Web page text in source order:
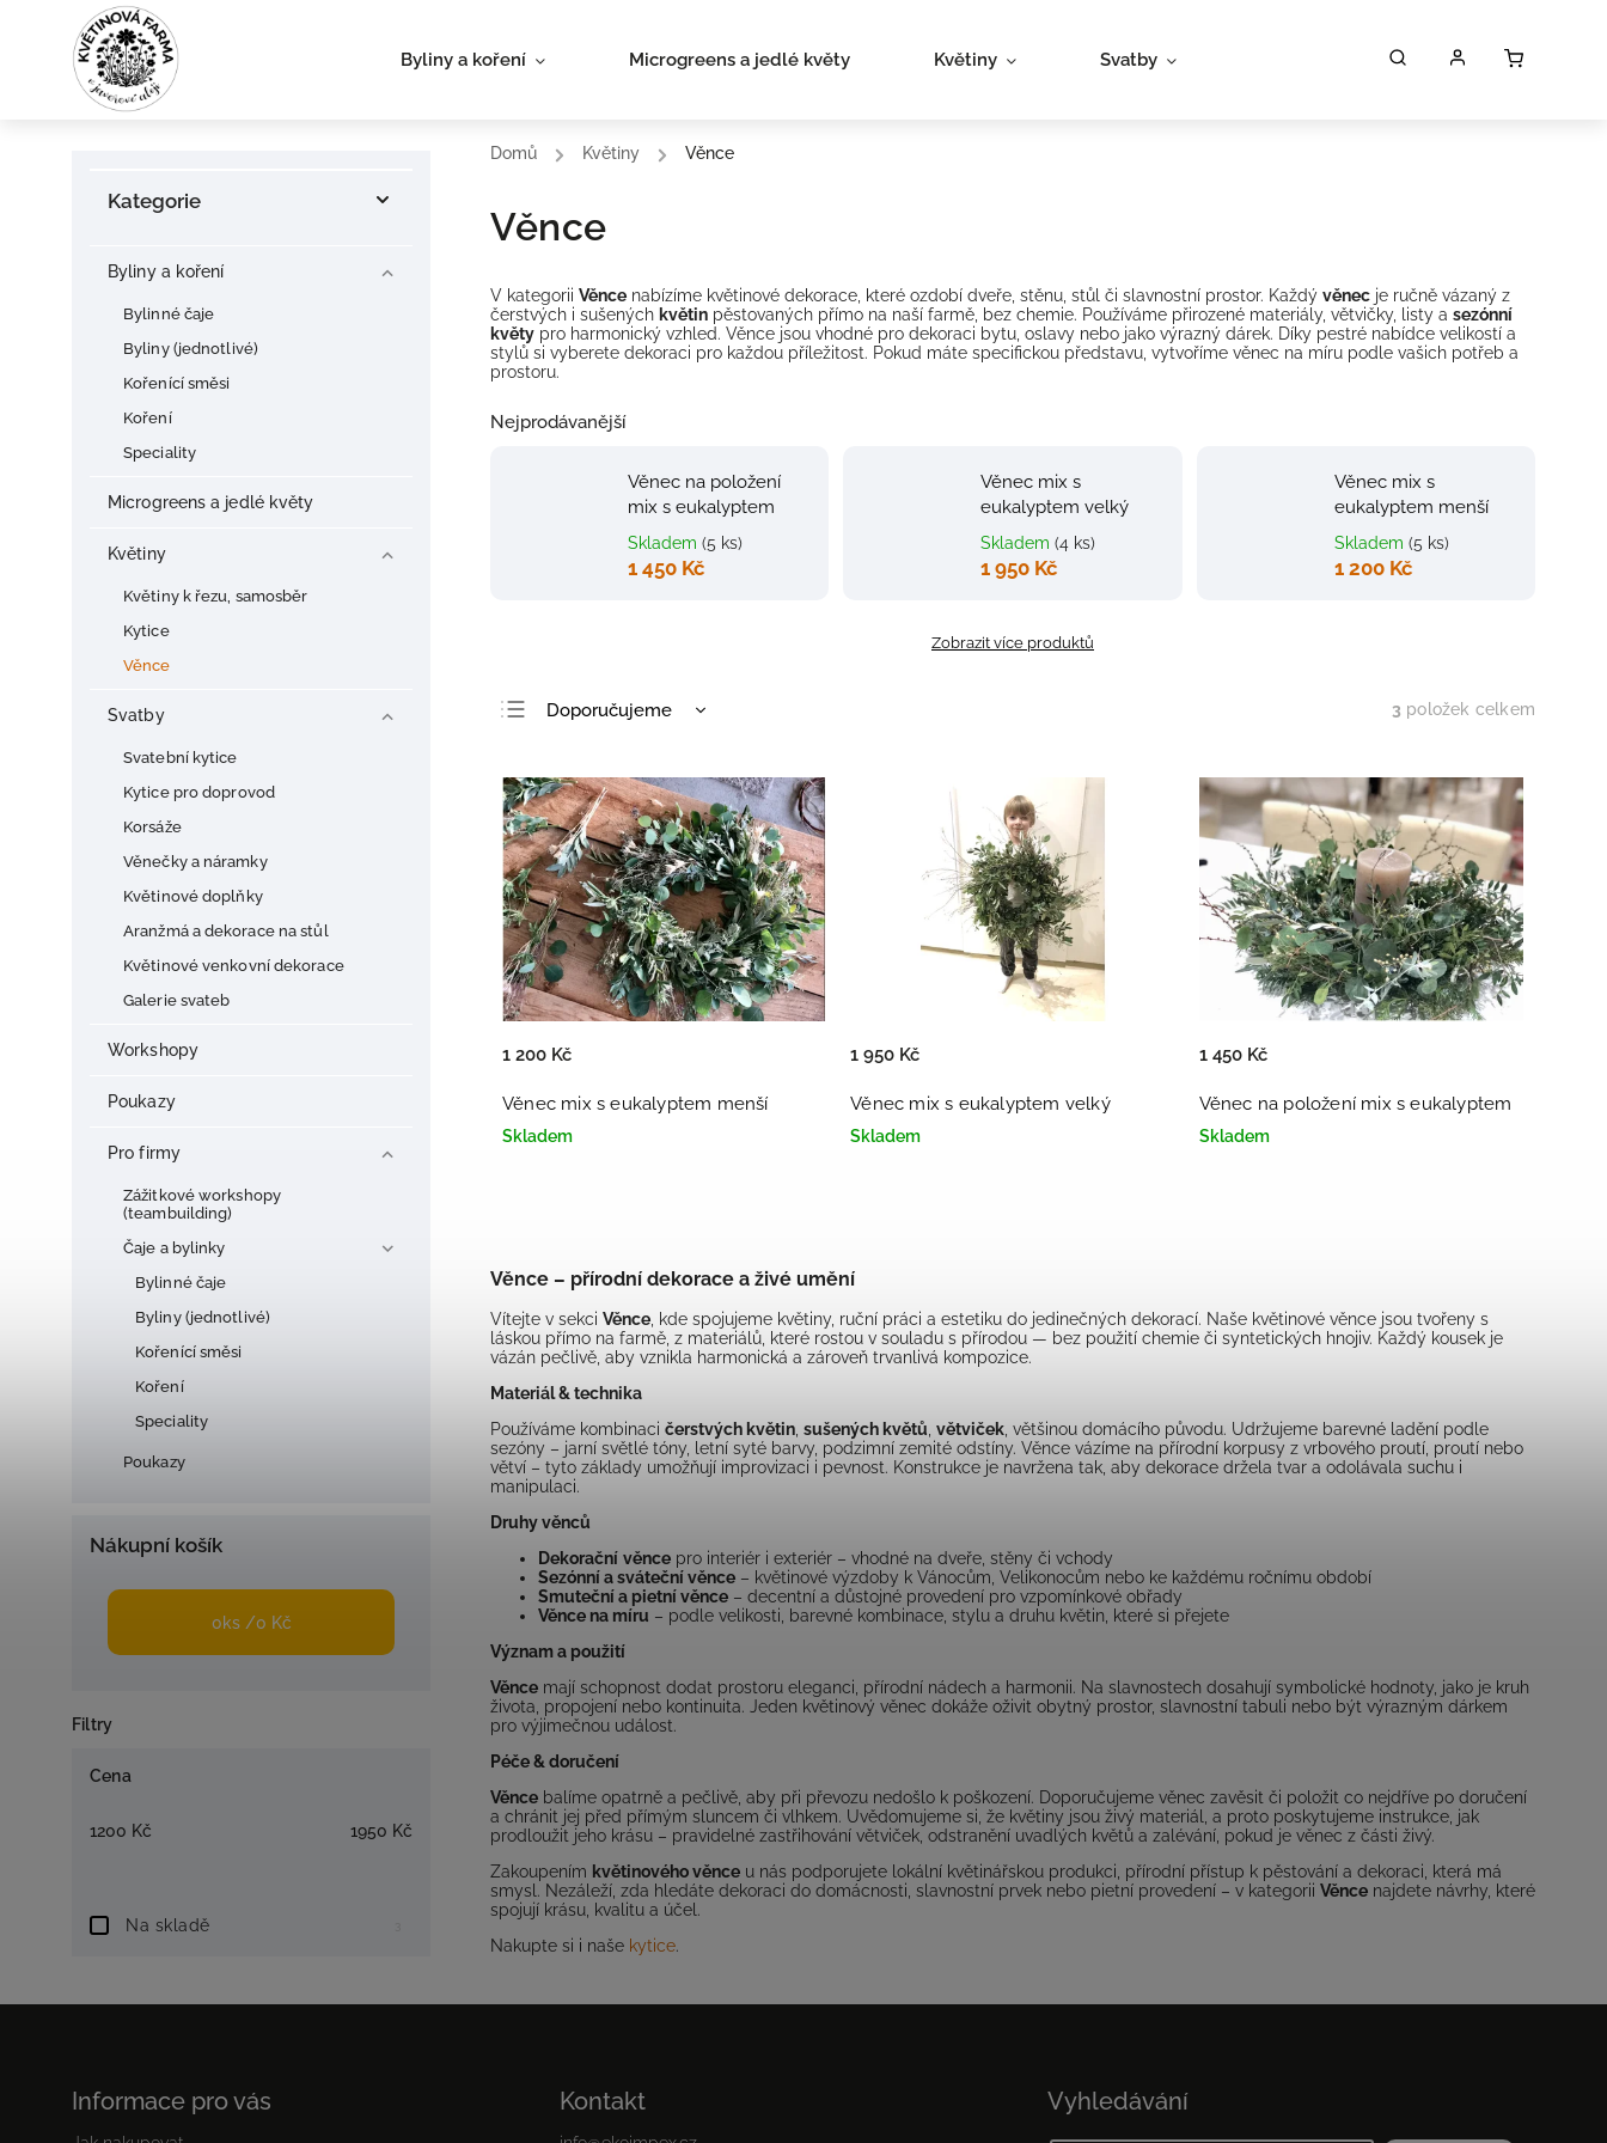
Byliny a koření Microgreens a jedlé květy Květiny Svatby Poukazy
Domů / Květiny / Věnce
Kategorie
Byliny a koření
Bylinné čaje
Byliny (jednotlivé)
Kořenící směsi
Koření
Speciality
Microgreens a jedlé květy
Květiny
Květiny k řezu, samosběr
Kytice
Věnce
Svatby
Svatební kytice
Kytice pro doprovod
Korsáže
Věnečky a náramky
Květinové doplňky
Aranžmá a dekorace na stůl
Květinové venkovní dekorace
Galerie svateb
Workshopy
Poukazy
Pro firmy
Zážitkové workshopy
(teambuilding)
Čaje a bylinky
Bylinné čaje
Byliny (jednotlivé)
Kořenící směsi
Koření
Speciality
Poukazy
Nákupní košík
0ks /0 Kč
Filtry
Cena
1200 Kč 1950 Kč
Na skladě
Věnce
V kategorii Věnce nabízíme květinové dekorace, které ozdobí dveře, stěnu, stůl či slavnostní prostor. Každý věnec je ručně vázaný z
čerstvých i sušených květin pěstovaných přímo na naší farmě, bez chemie. Používáme přirozené materiály, větvičky, listy a sezónní
květy pro harmonický vzhled. Věnce jsou vhodné pro dekoraci bytu, oslavy nebo jako výrazný dárek. Díky pestré nabídce velikostí a
stylů si vyberete dekoraci pro každou příležitost. Pokud máte specifickou představu, vytvoříme věnec na míru podle vašich potřeb a
prostoru.
Nejprodávanější
Věnec na položení
mix s eukalyptem
Skladem (5 ks)
1 450 Kč
Věnec mix s
eukalyptem velký
Skladem(4 ks)
1 950 Kč
Věnec mix s
eukalyptem menší
Skladem (5 ks)
1 200 Kč
Zobrazit více produktů
Doporučujeme
Nejdražší
Nejprodávanější
Abecedně
3 položek celkem
Věnec mix s eukalyptem menší
Skladem
1 200 Kč
Věnec mix s eukalyptem velký
Skladem
1 950 Kč
Věnec na položení mix s eukalyptem
Skladem
1 450 Kč
Věnce – přírodní dekorace a živé umění
Vítejte v sekci Věnce, kde spojujeme květiny, ruční práci a estetiku do jedinečných dekorací. Naše květinové věnce jsou tvořeny s
láskou přímo na farmě, z materiálů, které rostou v souladu s přírodou — bez použití chemie či syntetických hnojiv. Každý kousek je
vázán pečlivě, aby vznikla harmonická a zároveň trvanlivá kompozice.
Materiál & technika
Používáme kombinaci čerstvých květin, sušených květů, větviček, většinou domácího původu. Udržujeme barevné ladění podle
sezóny – jarní světlé tóny, letní syté barvy, podzimní zemité odstíny. Věnce vázíme na přírodní korpusy z vrbového proutí, proutí nebo
větví – tyto základy umožňují improvizaci i pevnost. Konstrukce je navržena tak, aby dekorace držela tvar a odolávala suchu i
manipulaci.
Druhy věnců
Dekorační věnce pro interiér i exteriér – vhodné na dveře, stěny či vchody
Sezónní a sváteční věnce – květinové výzdoby k Vánocům, Velikonocům nebo ke každému ročnímu období
Smuteční a pietní věnce – decentní a důstojné provedení pro vzpomínkové obřady
Věnce na míru – podle velikosti, barevné kombinace, stylu a druhu květin, které si přejete
Význam a použití
Věnce mají schopnost dodat prostoru eleganci, přírodní nádech a harmonii. Na slavnostech dosahují symbolické hodnoty, jako je kruh
života, propojení nebo kontinuita. Jeden květinový věnec dokáže oživit obytný prostor, slavnostní tabuli nebo být výrazným dárkem
pro výjimečnou událost.
Péče & doručení
Věnce balíme opatrně a pečlivě, aby při převozu nedošlo k poškození. Doporučujeme věnec zavěsit či položit co nejdříve po doručení
a chránit jej před přímým sluncem či vlhkem. Uvědomujeme si, že květiny jsou živý materiál, a proto poskytujeme instrukce, jak
prodloužit jeho krásu – pravidelné zastřihování větviček, odstranění uvadlých květů a zalévání, pokud je věnec z části živý.
Zakoupením květinového věnce u nás podporujete lokální květinářskou produkci, přírodní přístup k pěstování a dekoraci, která má
smysl. Nezáleží, zda hledáte dekoraci do domácnosti, slavnostní prvek nebo pietní provedení – v kategorii Věnce najdete návrhy, které
spojují krásu, kvalitu a účel.
Nakupte si i naše kytice.
Informace pro vás Kontakt Vyhledávání